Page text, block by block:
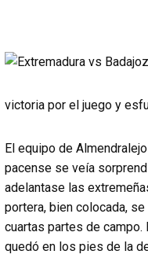
victoria por el juego y
El equipo de
pacense se veía
adelantase las
portera, bien colocada,
cuartas partes de campo.
quedó en los pies de la